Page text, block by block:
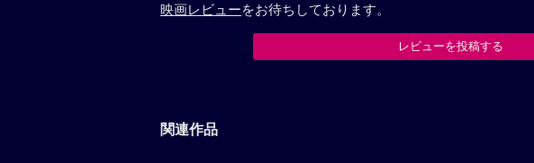
映画レビューをお待ちしております。
レビューを投稿する
関連作品